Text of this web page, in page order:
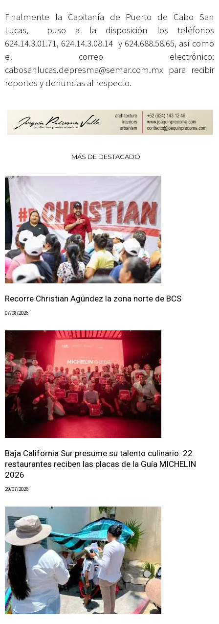
Finalmente la Capitanía de Puerto de Cabo San
Lucas, puso a la disposición los teléfonos
624.14.3.01.71, 624.14.3.08.14 y 624.688.58.65, así como
el correo electrónico:
cabosanlucas.depresma@semar.com.mx para recibir
reportes y denuncias al respecto.
MÁS DE DESTACADO
Recorre Christian Agúndez la zona norte de BCS
07/08/2026
Baja California Sur presume su talento culinario: 22
restaurantes reciben las placas de la Guía MICHELIN
2026
29/07/2026